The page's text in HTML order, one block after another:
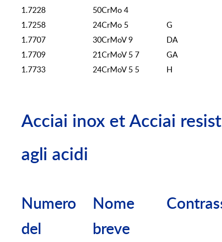
1.7228
50CrMo 4
1.7258
24CrMo 5
G
1.7707
30CrMoV 9
DA
1.7709
21CrMoV 5 7
GA
1.7733
24CrMoV 5 5 H
Acciai inox et Acciai
agli acidi
Numero
del
Nome
breve